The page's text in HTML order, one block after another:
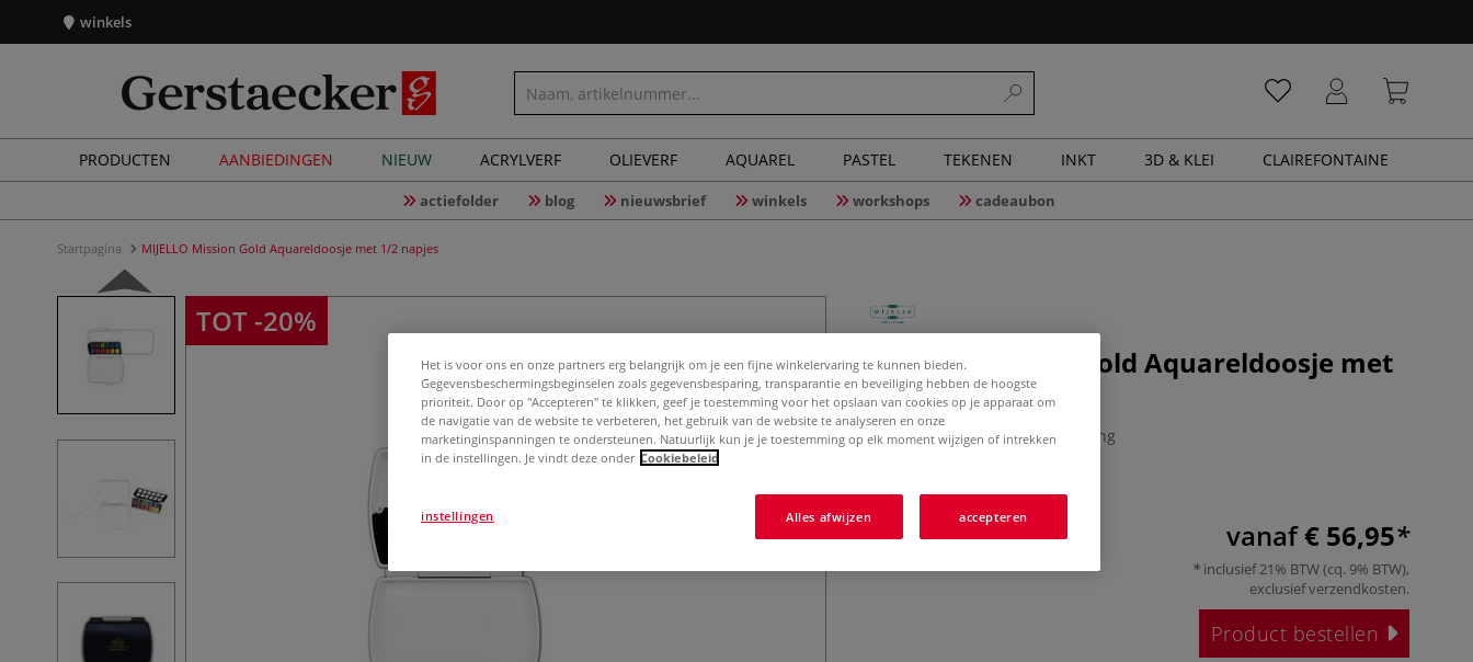
winkels
PRODUCTEN AANBIEDINGEN NIEUW ACRYLVERF OLIEVERF AQUAREL PASTEL TEKENEN INKT 3D & KLEI CLAIREFONTAINE
actiefolder blog nieuwsbrief winkels workshops cadeaubon
Startpagina MIJELLO Mission Gold Aquareldoosje met 1/2 napjes
TOT -20%
MIJELLO Mission Gold Aquareldoosje met
1/2 napjes
0 Beoordeling
vanaf€ 56,95
inclusief 21% BTW (cq. 9% BTW),
exclusiefverzendkosten.
Product bestellen
Het is voor ons en onze partners erg belangrijk om je een fijne winkelervaring te kunnen bieden.
Gegevensbeschermingsbeginselen zoals gegevensbesparing, transparantie en beveiliging hebben de hoogste
prioriteit. Door op "Accepteren" te klikken, geef je toestemming voor het opslaan van cookies op je apparaat om
de navigatie van de website te verbeteren, het gebruik van de website te analyseren en onze
marketinginspanningen te ondersteunen. Natuurlijk kun je je toestemming op elk moment wijzigen of intrekken
in de instellingen. Je vindt deze onder Cookiebeleid
Alles afwijzen accepteren
instellingen